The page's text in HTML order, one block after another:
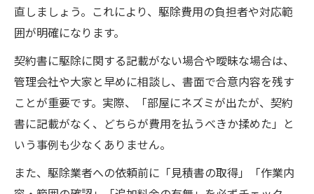
直しましょう。これにより、駆除費用の負担者や対応範
囲が明確になります。
契約書に駆除に関する記載がない場合や曖昧な場合は、
管理会社や大家と早めに相談し、書面で合意内容を残す
ことが重要です。実際、「部屋にネズミが出たが、契約
書に記載がなく、どちらが費用を払うべきか揉めた」と
いう事例も少なくありません。
また、駆除業者への依頼前に「見積書の取得」「作業内